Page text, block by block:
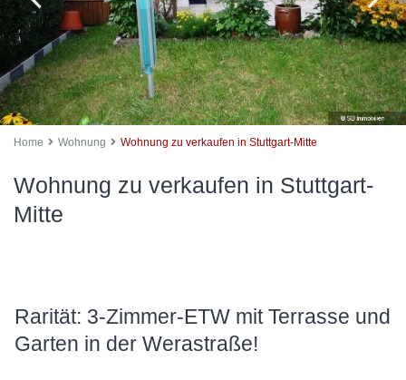
Home Wohnung Wohnung zu verkaufen in Stuttgart-Mitte
Wohnung zu verkaufen in Stuttgart-
Mitte
Rarität: 3-Zimmer-ETW mit Terrasse und
Garten in der Werastraße!